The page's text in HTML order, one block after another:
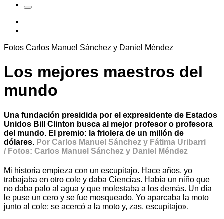
Fotos Carlos Manuel Sánchez y Daniel Méndez
Los mejores maestros del
mundo
Una fundación presidida por el expresidente de Estados
Unidos Bill Clinton busca al mejor profesor o profesora
del mundo. El premio: la friolera de un millón de
dólares. Por Carlos Manuel Sánchez y Fátima Uribarri
/ Fotos: Carlos Manuel Sánchez y Daniel Méndez
Mi historia empieza con un escupitajo. Hace años, yo
trabajaba en otro cole y daba Ciencias. Había un niño que
no daba palo al agua y que molestaba a los demás. Un día
le puse un cero y se fue mosqueado. Yo aparcaba la moto
junto al cole; se acercó a la moto y, zas, escupitajo».